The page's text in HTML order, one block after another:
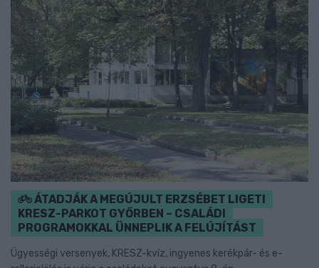
ÁTADJÁK A MEGÚJULT ERZSÉBET LIGETI
KRESZ-PARKOT GYŐRBEN – CSALÁDI
PROGRAMOKKAL ÜNNEPLIK A FELÚJÍTÁST
Ügyességi versenyek, KRESZ-kvíz, ingyenes kerékpár- és e-